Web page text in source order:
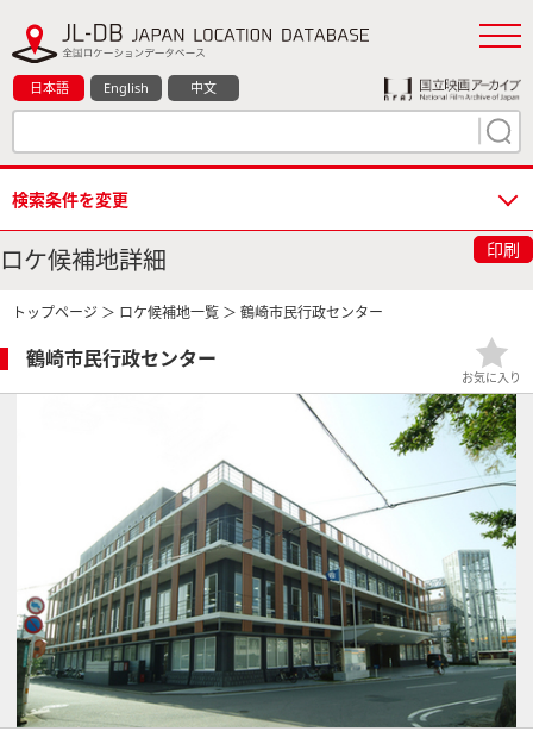
日本語 English 中文
検索条件を変更
ロケ候補地詳細 印刷
トップページ ＞ ロケ候補地一覧 ＞ 鶴崎市民行政センター
鶴崎市民行政センター
お気に入り